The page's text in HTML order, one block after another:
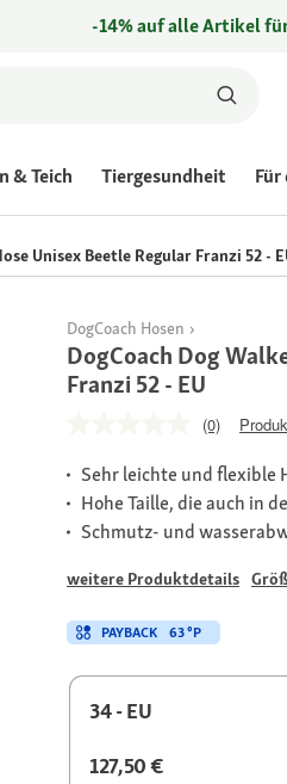
-14% auf alle Artikel
& Teich Tiergesundheit Für
Unisex Beetle Regular Franzi 52 -
DogCoach Hosen
DogCoach Dog
Franzi 52 - EU
(0)
Sehr leichte und flexible
Hohe Taille, die auch in
Schmutz- und
weitere Produktdetails
PAYBACK 63 °P
34 - EU
127,50 €